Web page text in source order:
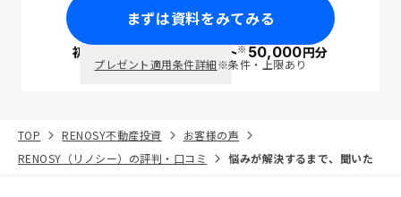
まずは資料をみてみる
初回面談で ポイント※50,000円分
プレゼント適用条件詳細※条件・上限あり
TOP RENOSY不動産投資
お客様の声
RENOSY（リノシー）の評判・口コミ
悩みが解決するまで、聞いた